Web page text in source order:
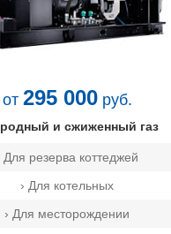
от 295 000 руб.
и сжиженный газ
Для резерва коттеджей
› Для котельных
› Для месторождении